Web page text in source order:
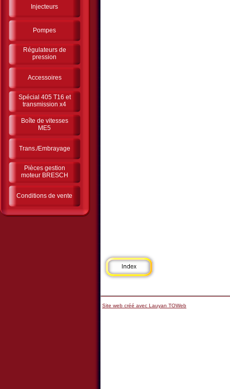
Injecteurs
Pompes
Régulateurs de
pression
Accessoires
Spécial 405 T16 et
transmission x4
Boîte de vitesses
ME5
Trans./Embrayage
Pièces gestion
moteur BRESCH
Conditions de vente
Site web créé avec Lauyan TOWeb